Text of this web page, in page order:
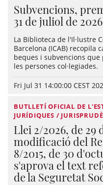
Subvencions,
31 de juliol de 2026
La Biblioteca de l'Il·lustre
Barcelona (ICAB) recopila
beques i subvencions
les persones col·legiades.
Fri Jul 31 14:00:00 CEST
BUTLLETÍ OFICIAL DE
JURÍDIQUES /
Llei 2/2026, de 29
modificació del
8/2015, de 30
s'aprova el text
de la Seguretat